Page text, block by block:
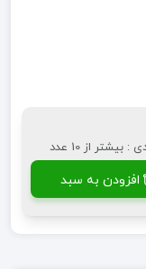
بیشتر از 10 عدد
افزودن به سبد